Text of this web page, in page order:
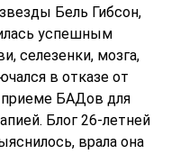
Бель Гибсон,
успешным
селезенки, мозга,
в отказе от
приеме БАДов для
Блог 26-летней
врала она